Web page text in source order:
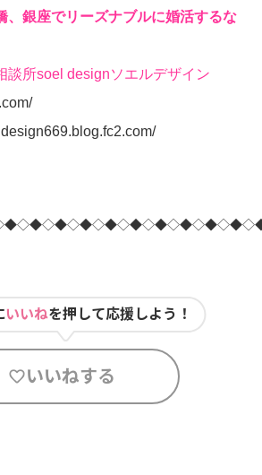
、銀座でリーズナブルに婚活するな
談所soel designソエルデザイン
いいねを押して応援しよう！
いいねする